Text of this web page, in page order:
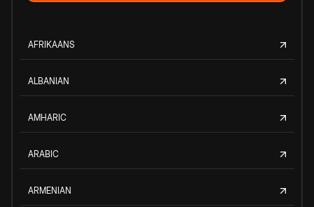
AFRIKAANS
ALBANIAN
AMHARIC
ARABIC
ARMENIAN